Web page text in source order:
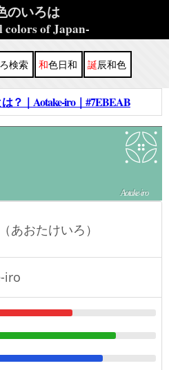
のいろは
of Japan-
いろ検索 和色日和 誕辰和色
？｜Aotake-iro｜#7EBEAB
Aotake-iro
あおたけいろ）
iro